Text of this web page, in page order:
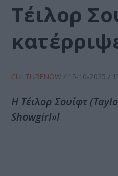
Τέιλορ
CULTURENOW / 15-10-2025 /
Η Τέιλορ Σουίφτ
Showgirl»!